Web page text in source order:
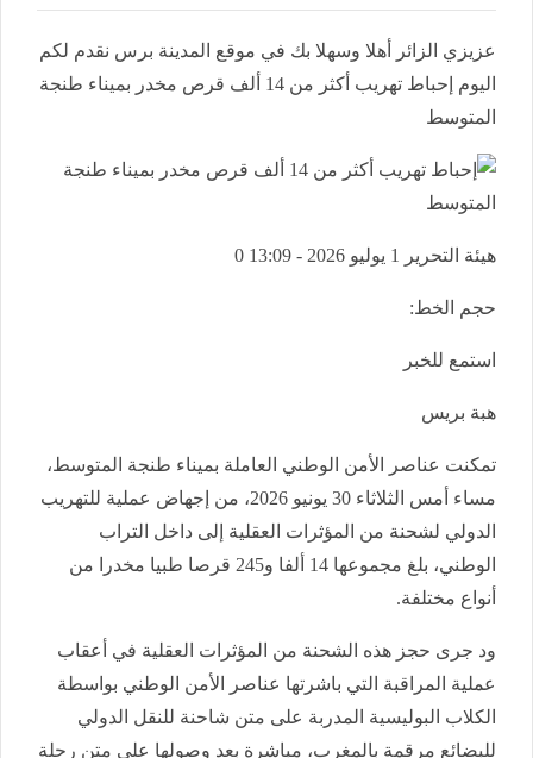
عزيزي الزائر أهلا وسهلا بك في موقع المدينة برس نقدم لكم
اليوم إحباط تهريب أكثر من 14 ألف قرص مخدر بميناء طنجة
المتوسط
هيئة التحرير 1 يوليو 2026 - 13:09 0
حجم الخط:
استمع للخبر
هبة بريس
تمكنت عناصر الأمن الوطني العاملة بميناء طنجة المتوسط،
مساء أمس الثلاثاء 30 يونيو 2026، من إجهاض عملية للتهريب
الدولي لشحنة من المؤثرات العقلية إلى داخل التراب
الوطني، بلغ مجموعها 14 ألفا و245 قرصا طبيا مخدرا من
أنواع مختلفة.
ود جرى حجز هذه الشحنة من المؤثرات العقلية في أعقاب
عملية المراقبة التي باشرتها عناصر الأمن الوطني بواسطة
الكلاب البوليسية المدربة على متن شاحنة للنقل الدولي
للبضائع مرقمة بالمغرب، مباشرة بعد وصولها على متن رحلة